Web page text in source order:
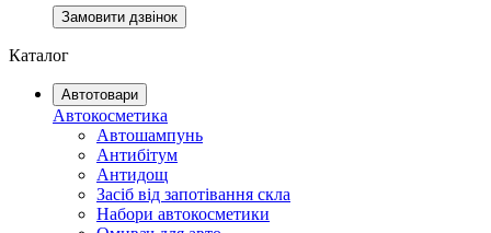
Замовити дзвінок
Каталог
Автотовари
Автокосметика
Автошампунь
Антибітум
Антидощ
Засіб від запотівання скла
Набори автокосметики